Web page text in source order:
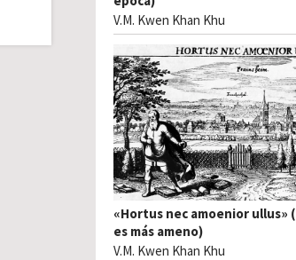
V.M. Kwen Khan Khu
«Hortus nec amoenior ullus»
es más ameno)
V.M. Kwen Khan Khu